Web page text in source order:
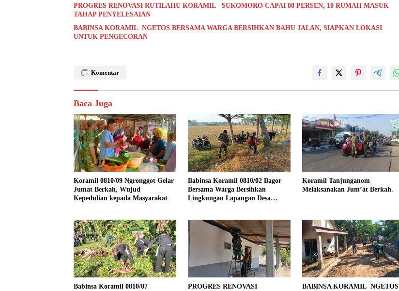
PROGRES RENOVASI RUTILAHU KORAMIL SUKOMORO CAPAI 88 PERSEN, 10 RUMAH MASUK
TAHAP PENYELESAIAN
BABINSA KORAMIL NGETOS BERSAMA WARGA BERSIHKAN BAHU JALAN, SIAPKAN LOKASI
UNTUK PENGECORAN
Komentar
Baca Juga
Koramil 0810/09 Ngronggot Gelar
Jumat Berkah, Wujud
Kepedulian kepada Masyarakat
Babinsa Koramil 0810/02 Bagor
Bersama Warga Bersihkan
Lingkungan Lapangan Desa
Koramil Tanjunganom
Melaksanakan Jum’at Berkah.
Babinsa Koramil 0810/07
PROGRES RENOVASI
BABINSA KORAMIL NGETOS